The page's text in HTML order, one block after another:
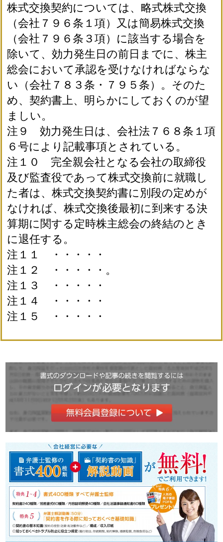
株式交換契約については、略式株式交換
（会社７９６条１項）又は簡易株式交換
（会社７９６条３項）に該当する場合を
除いて、効力発生日の前日までに、株主
総会において承認を受けなければならな
い（会社７８３条・７９５条）。そのた
め、契約書上、明らかにしておくのが望
ましい。
注９ 効力発生日は、会社法７６８条１項
６号により記載事項とされている。
注１０ 完全親会社となる会社の取締役
及び監査役であって株式交換前に就職し
た者は、株式交換契約書に別段の定めが
なければ、株式交換後最初に到来する決
算期に関する定時株主総会の終結のとき
に退任する。
注１１ ・・・・・
注１２ ・・・・・。
注１３ ・・・・・
注１４ ・・・・・
注１５ ・・・・・